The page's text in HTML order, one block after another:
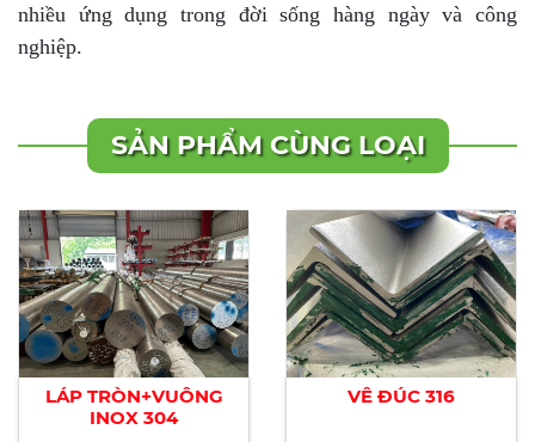
nhiều ứng dụng trong đời sống hàng ngày và công
nghiệp.
SẢN PHẨM CÙNG LOẠI
LÁP TRÒN+VUÔNG
INOX 304
VÊ ĐÚC 316